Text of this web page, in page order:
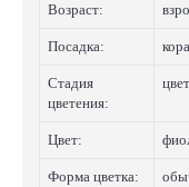
Возраст:
Посадка: кора
Стадия
цветения:
Цвет:
Форма цветка: